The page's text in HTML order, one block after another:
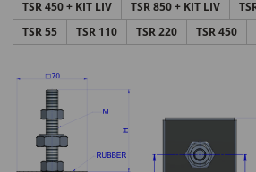
TSR 450 + KIT LIV
TSR 850 + KIT LIV
TSR 55
TSR 110 TSR 220 TSR 450